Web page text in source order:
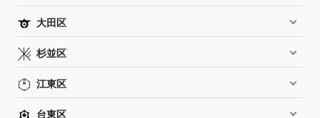
大田区
杉並区
江東区
台東区